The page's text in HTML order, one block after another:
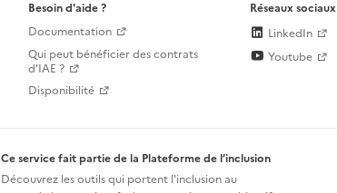
Besoin d'aide ?
Documentation
Qui peut bénéficier des contrats
d'IAE ?
Disponibilité
Réseaux sociaux
LinkedIn
Youtube
Ce service fait partie de la Plateforme de l’inclusion
Découvrez les outils qui portent l'inclusion au